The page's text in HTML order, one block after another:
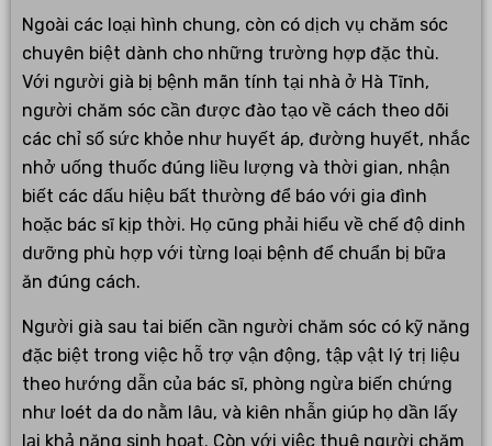
Ngoài các loại hình chung, còn có dịch vụ chăm sóc
chuyên biệt dành cho những trường hợp đặc thù.
Với người già bị bệnh mãn tính tại nhà ở Hà Tĩnh,
người chăm sóc cần được đào tạo về cách theo dõi
các chỉ số sức khỏe như huyết áp, đường huyết, nhắc
nhở uống thuốc đúng liều lượng và thời gian, nhận
biết các dấu hiệu bất thường để báo với gia đình
hoặc bác sĩ kịp thời. Họ cũng phải hiểu về chế độ dinh
dưỡng phù hợp với từng loại bệnh để chuẩn bị bữa
ăn đúng cách.
Người già sau tai biến cần người chăm sóc có kỹ năng
đặc biệt trong việc hỗ trợ vận động, tập vật lý trị liệu
theo hướng dẫn của bác sĩ, phòng ngừa biến chứng
như loét da do nằm lâu, và kiên nhẫn giúp họ dần lấy
lại khả năng sinh hoạt. Còn với việc thuê người chăm